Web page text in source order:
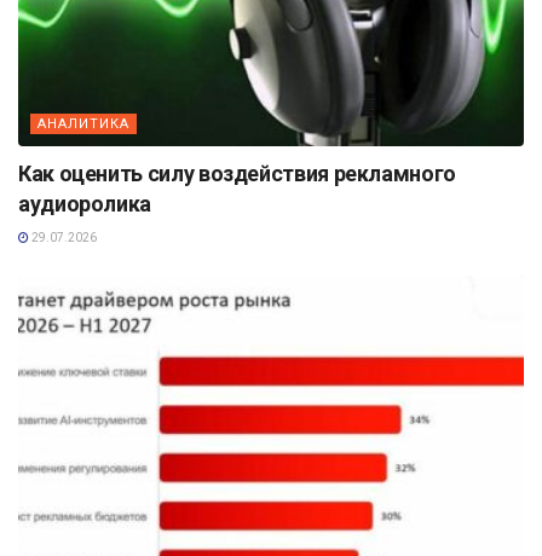
АНАЛИТИКА
Как оценить силу воздействия рекламного
аудиоролика
29.07.2026